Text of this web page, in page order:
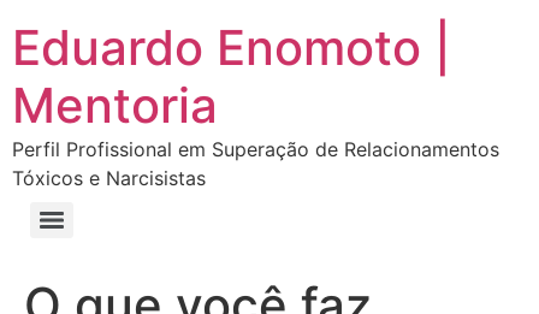
Eduardo Enomoto |
Mentoria
Perfil Profissional em Superação de Relacionamentos
Tóxicos e Narcisistas